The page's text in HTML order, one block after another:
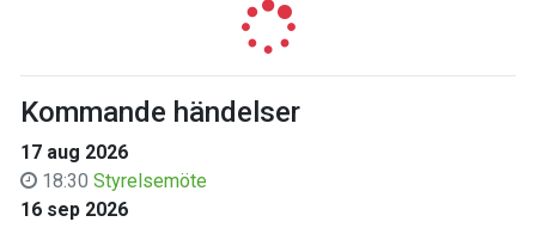
Kommande händelser
17 aug 2026
18:30 Styrelsemöte
16 sep 2026